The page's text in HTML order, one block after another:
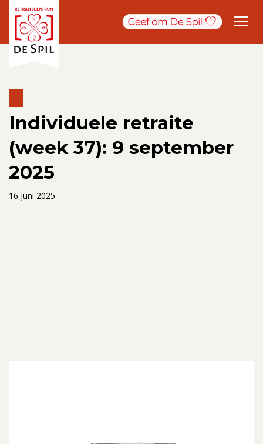
Individuele retraite
(week 37): 9 september
2025
16 juni 2025